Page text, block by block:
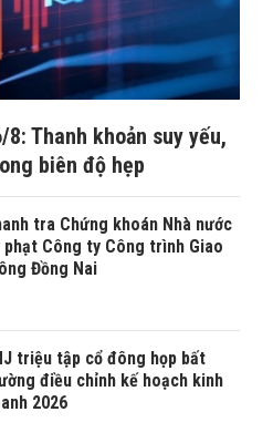
Thanh khoản suy yếu,
biên độ hẹp
tra Chứng khoán Nhà nước
phạt Công ty Công trình Giao
Đồng Nai
triệu tập cổ đông họp bất
điều chỉnh kế hoạch kinh
2026